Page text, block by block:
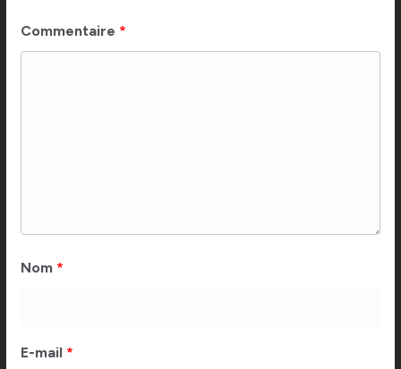
Commentaire *
Nom *
E-mail *